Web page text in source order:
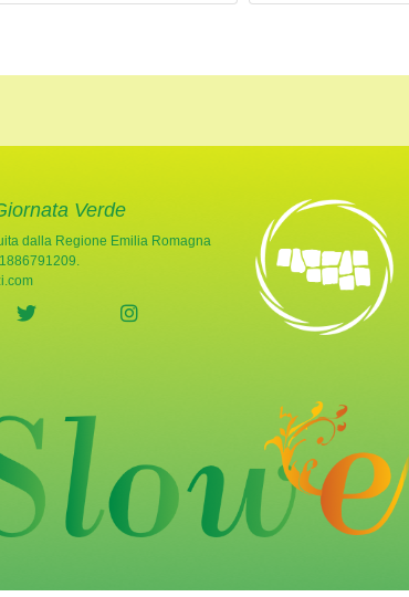
Verde
dalla Regione Emilia Romagna
di Giornata Verde
YouTube di Giornata Verde
visita la pagina Twitter di Giornata Verde
visita la pagina Instagram di